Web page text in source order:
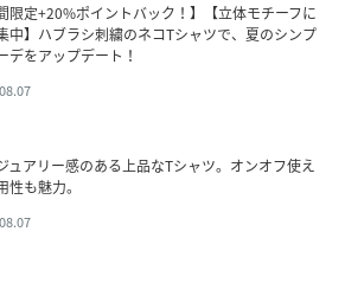
間限定+20%ポイントバック！】【立体モチーフに
中】ハブラシ刺繍のネコTシャツで、夏のシンプ
デをアップデート！
ュアリー感のある上品なTシャツ。オンオフ使え
性も魅力。